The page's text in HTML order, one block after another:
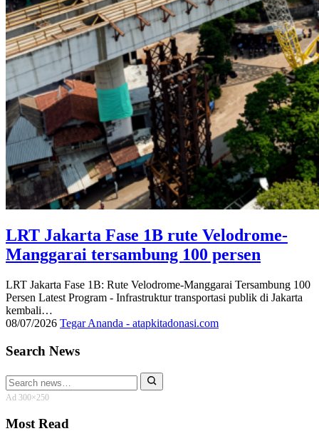
LRT Jakarta Fase 1B rute Velodrome-
Manggarai tersambung 100 persen
LRT Jakarta Fase 1B: Rute Velodrome-Manggarai Tersambung 100
Persen Latest Program - Infrastruktur transportasi publik di Jakarta
kembali…
08/07/2026 Tegar Ananda - atapkitadonasi.com
Search News
Search
for:
Ad 300×250
Most Read